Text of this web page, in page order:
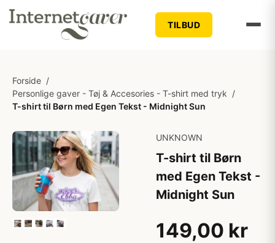
TILBUD
Forside /
Personlige gaver - Tøj & Accesories - T-shirt med tryk /
T-shirt til Børn med Egen Tekst - Midnight Sun
UNKNOWN
T-shirt til Børn
med Egen Tekst -
Midnight Sun
149,00 kr